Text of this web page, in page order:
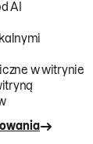
AI
w witrynie